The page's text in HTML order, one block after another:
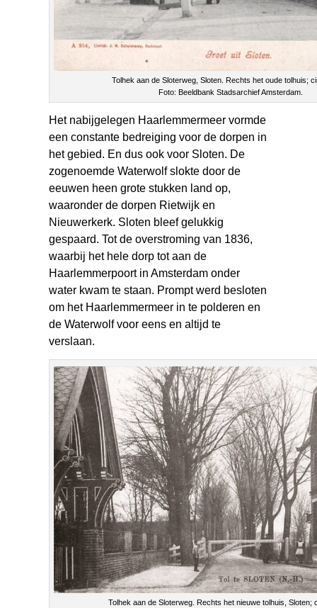
Tolhek aan de Sloterweg, Sloten. Rechts het oude tolhuis;
Foto: Beeldbank Stadsarchief Amsterdam.
Het nabijgelegen Haarlemmermeer vormde
een constante bedreiging voor de dorpen in
het gebied. En dus ook voor Sloten. De
zogenoemde Waterwolf slokte door de
eeuwen heen grote stukken land op,
waaronder de dorpen Rietwijk en
Nieuwerkerk. Sloten bleef gelukkig
gespaard. Tot de overstroming van 1836,
waarbij het hele dorp tot aan de
Haarlemmerpoort in Amsterdam onder
water kwam te staan. Prompt werd besloten
om het Haarlemmermeer in te polderen en
de Waterwolf voor eens en altijd te
verslaan.
Tolhek aan de Sloterweg. Rechts het nieuwe tolhuis, Sloten;